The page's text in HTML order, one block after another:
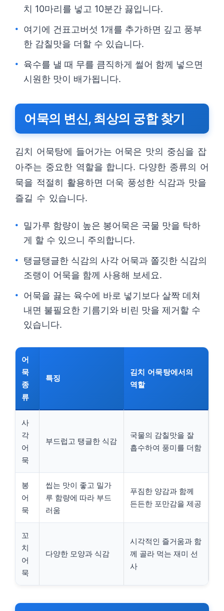
치 10마리를 넣고 10분간 끓입니다.
여기에 건표고버섯 1개를 추가하면 깊고 풍부
한 감칠맛을 더할 수 있습니다.
육수를 낼 때 무를 큼직하게 썰어 함께 넣으면
시원한 맛이 배가됩니다.
어묵의 변신, 최상의 궁합 찾기
김치 어묵탕에 들어가는 어묵은 맛의 중심을 잡
아주는 중요한 역할을 합니다. 다양한 종류의 어
묵을 적절히 활용하면 더욱 풍성한 식감과 맛을
즐길 수 있습니다.
밀가루 함량이 높은 봉어묵은 국물 맛을 탁하
게 할 수 있으니 주의합니다.
탱글탱글한 식감의 사각 어묵과 쫄깃한 식감의
조랭이 어묵을 함께 사용해 보세요.
어묵을 끓는 육수에 바로 넣기보다 살짝 데쳐
내면 불필요한 기름기와 비린 맛을 제거할 수
있습니다.
어
묵
종
류
특징
김치 어묵탕에서의
역할
사
각
어
묵
부드럽고 탱글한 식감
국물의 감칠맛을 잘
흡수하여 풍미를 더함
봉
어
묵
씹는 맛이 좋고 밀가
루 함량에 따라 부드
러움
푸짐한 양감과 함께
든든한 포만감을 제공
꼬
치
어
묵
다양한 모양과 식감
시각적인 즐거움과 함
께 골라 먹는 재미 선
사